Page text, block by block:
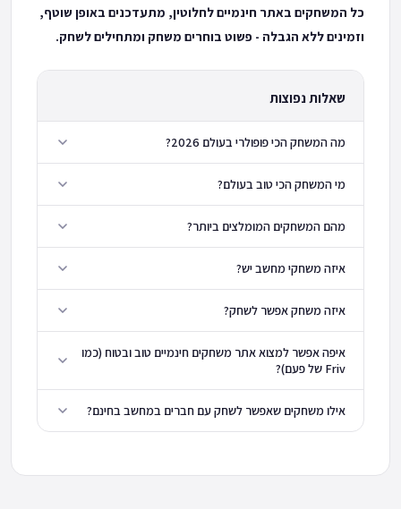
כל המשחקים באתר חינמיים לחלוטין, מתעדכנים באופן שוטף,
וזמינים ללא הגבלה - פשוט בוחרים משחק ומתחילים לשחק.
שאלות נפוצות
מה המשחק הכי פופולרי בעולם 2026?
מי המשחק הכי טוב בעולם?
מהם המשחקים המומלצים ביותר?
איזה משחקי מחשב יש?
איזה משחק אפשר לשחק?
איפה אפשר למצוא אתר משחקים חינמיים טוב ובטוח (כמו
Friv של פעם)?
אילו משחקים שאפשר לשחק עם חברים במחשב בחינם?